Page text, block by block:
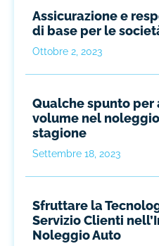
Assicurazione e
di base per le
Ottobre 2, 2023
Qualche spunto per
volume nel
stagione
Settembre 18, 2023
Sfruttare la
Servizio Clienti
Noleggio Auto